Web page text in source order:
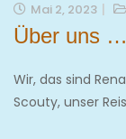
Mai 2, 2023
Über uns …
Wir, das sind
Scouty, unser